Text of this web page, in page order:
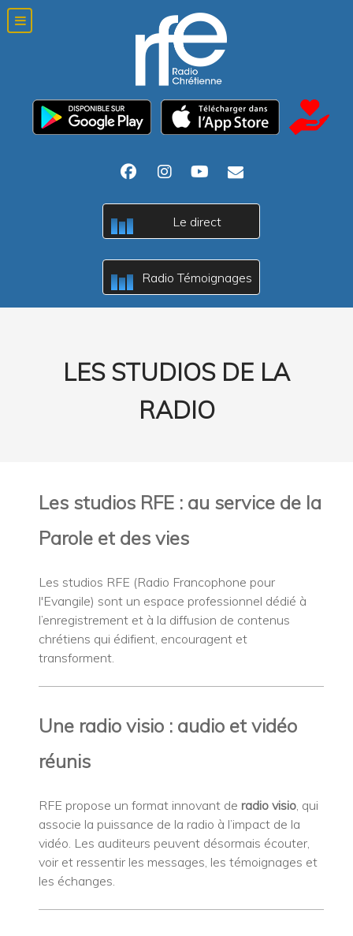
ABc Le direct
ABc Radio Témoignages
LES STUDIOS DE LA
RADIO
Les studios RFE : au service de la
Parole et des vies
Les studios RFE (Radio Francophone pour
l'Evangile) sont un espace professionnel dédié à
l’enregistrement et à la diffusion de contenus
chrétiens qui édifient, encouragent et
transforment.
Une radio visio : audio et vidéo
réunis
RFE propose un format innovant de radio visio, qui
associe la puissance de la radio à l’impact de la
vidéo. Les auditeurs peuvent désormais écouter,
voir et ressentir les messages, les témoignages et
les échanges.